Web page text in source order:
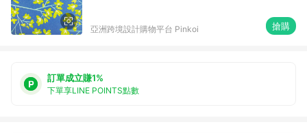
亞洲跨境設計購物平台 Pinkoi 搶購
訂單成立賺1%
下單享LINE POINTS點數